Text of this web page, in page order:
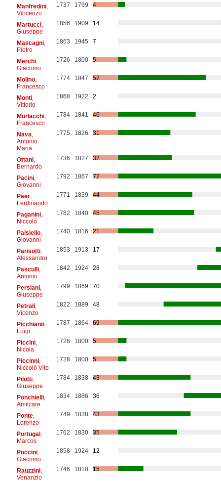
Manfredini,
Vincenzo
1737 1799 4
Martucci,
Giuseppe
1856 1909 14
Mascagni,
Pietro
1863 1945 7
Merchi,
Giacomo
1726 1800 5
Molino,
Francesco
1774 1847 52
Monti,
Vittorio
1868 1922 2
Morlacchi,
Francesco
1784 1841 46
Nava
Antonio
Maria
1775 1826 31
Ottani,
Bernardo
1736 1827 32
Pacini,
Giovanni
1792 1867 72
Paër,
Ferdinando
1771 1839 44
Paganini,
Niccolò
1782 1840 45
Paisiello,
Giovanni
1740 1816 21
Parisotti,
Alessandro
1853 1913 17
Pasculli,
Antonio
1842 1924 28
Persiani,
Giuseppe
1799 1869 70
Petrali,
Vicenzo
1822 1889 48
Picchianti,
Luigi
1787 1864 69
Piccini,
Nicola
1728 1800 5
Piccinni,
Niccolò Vito
1728 1800 5
Pilotti,
Giuseppe
1784 1838 43
Ponchielli,
Amilcare
1834 1886 36
Ponte,
Lorenzo
1749 1838 43
Portugal,
Marcos
1762 1830 35
Puccini,
Giacomo
1858 1924 12
Rauzzini,
Venanzio
1746 1810 15